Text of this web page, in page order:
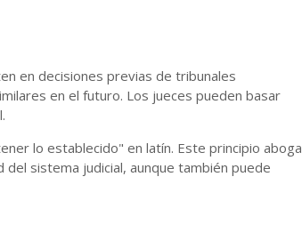
en decisiones previas de tribunales
en el futuro. Los jueces pueden basar
lo establecido" en latín. Este principio aboga
sistema judicial, aunque también puede